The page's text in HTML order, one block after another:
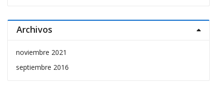
Archivos
noviembre 2021
septiembre 2016